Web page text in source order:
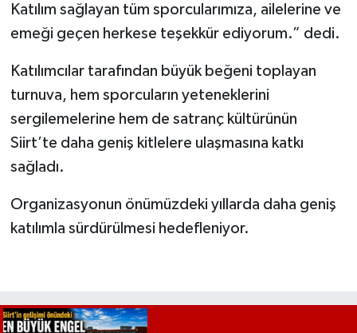
Katılım sağlayan tüm sporcularımıza, ailelerine ve
emeği geçen herkese teşekkür ediyorum.” dedi.
Katılımcılar tarafından büyük beğeni toplayan
turnuva, hem sporcuların yeteneklerini
sergilemelerine hem de satranç kültürünün
Siirt’te daha geniş kitlelere ulaşmasına katkı
sağladı.
Organizasyonun önümüzdeki yıllarda daha geniş
katılımla sürdürülmesi hedefleniyor.